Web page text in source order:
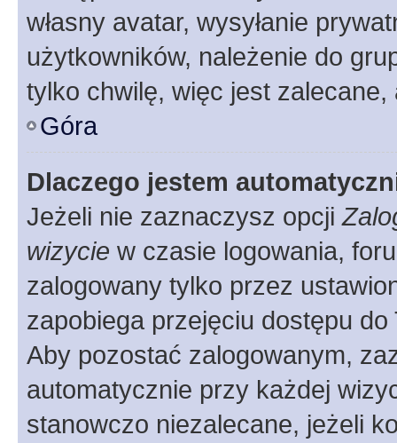
własny avatar, wysyłanie
użytkowników, należenie do
tylko chwilę, więc jest zalecane,
Góra
Dlaczego jestem
Jeżeli nie zaznaczysz opcji
wizycie w czasie logowania,
zalogowany tylko przez
zapobiega przejęciu dostępu
Aby pozostać zalogowanym,
automatycznie przy każdej
stanowczo niezalecane, jeżeli